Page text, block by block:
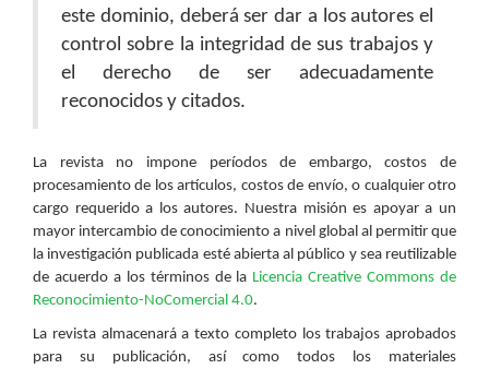
este dominio, deberá ser dar a los autores el
control sobre la integridad de sus trabajos y
el derecho de ser adecuadamente
reconocidos y citados.
La revista no impone períodos de embargo, costos de
procesamiento de los artículos, costos de envío, o cualquier otro
cargo requerido a los autores. Nuestra misión es apoyar a un
mayor intercambio de conocimiento a nivel global al permitir que
la investigación publicada esté abierta al público y sea reutilizable
de acuerdo a los términos de la Licencia Creative Commons de
Reconocimiento-NoComercial 4.0.
La revista almacenará a texto completo los trabajos aprobados
para su publicación, así como todos los materiales